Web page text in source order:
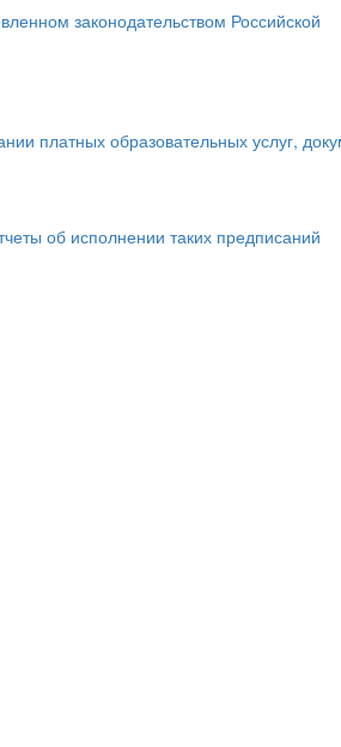
законодательством Российской
платных образовательных услуг,
об исполнении таких предписаний